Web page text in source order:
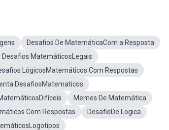
Desafios De MatemáticaCom a Resposta
Desafios MatemáticosLegais
LógicosMatemáticos Com Respostas
DesafiosMatematicos
Memes De Matemática
Com Respostas
DesafioDe Logica